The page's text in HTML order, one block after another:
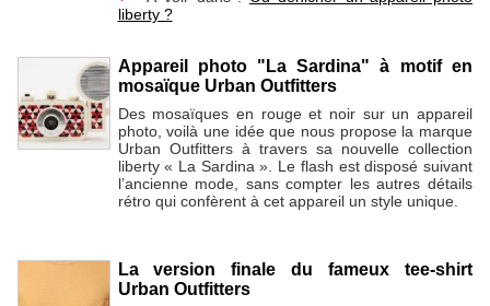
liberty ?
Appareil photo "La Sardina" à motif en
mosaïque Urban Outfitters
Des mosaïques en rouge et noir sur un appareil
photo, voilà une idée que nous propose la marque
Urban Outfitters à travers sa nouvelle collection
liberty « La Sardina ». Le flash est disposé suivant
l’ancienne mode, sans compter les autres détails
rétro qui confèrent à cet appareil un style unique.
La version finale du fameux tee-shirt
Urban Outfitters